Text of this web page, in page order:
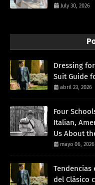
July 30, 2026
Dressing
Suit Guide
abril 23, 2026
Four
Italian,
Us About
mayo 06, 2026
Tendencias
del Clásico